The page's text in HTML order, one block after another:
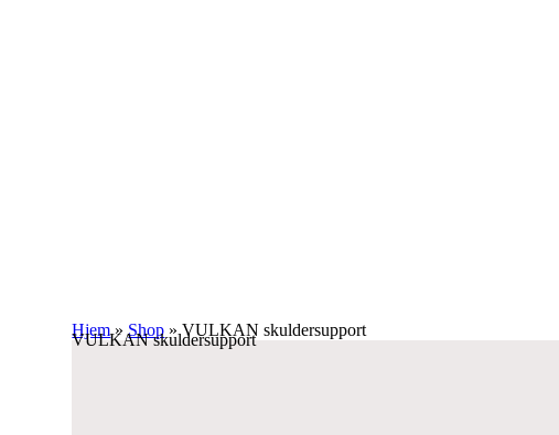
Hjem»Shop »VULKAN skuldersupport
VULKAN skuldersupport